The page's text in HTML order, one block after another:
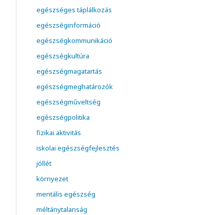
egészséges táplálkozás
egészséginformáció
egészségkommunikáció
egészségkultúra
egészségmagatartás
egészségmeghatározók
egészségműveltség
egészségpolitika
fizikai aktivitás
iskolai egészségfejlesztés
jóllét
környezet
mentális egészség
méltánytalanság